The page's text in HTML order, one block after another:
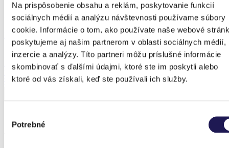
Na prispôsobenie obsahu a reklám, poskytovanie funkcií
sociálnych médií a analýzu návštevnosti používame súbory
cookie. Informácie o tom, ako používate naše webové
poskytujeme aj našim partnerom v oblasti sociálnych médií,
inzercie a analýzy. Títo partneri môžu príslušné informácie
skombinovať s ďalšími údajmi, ktoré ste im poskytli alebo
ktoré od vás získali, keď ste používali ich služby.
súhlasu
Potrebné
A referenciához tartozó terméke
Kedvezmény 37 %
PANOGLASS
Alumínium pergola
Tól1 130 757,84Ft Tól 706 766,65Ft